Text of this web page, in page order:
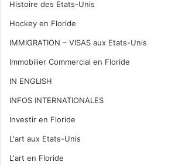
Histoire des Etats-Unis
Hockey en Floride
IMMIGRATION – VISAS aux Etats-Unis
Immobilier Commercial en Floride
IN ENGLISH
INFOS INTERNATIONALES
Investir en Floride
L'art aux Etats-Unis
L'art en Floride